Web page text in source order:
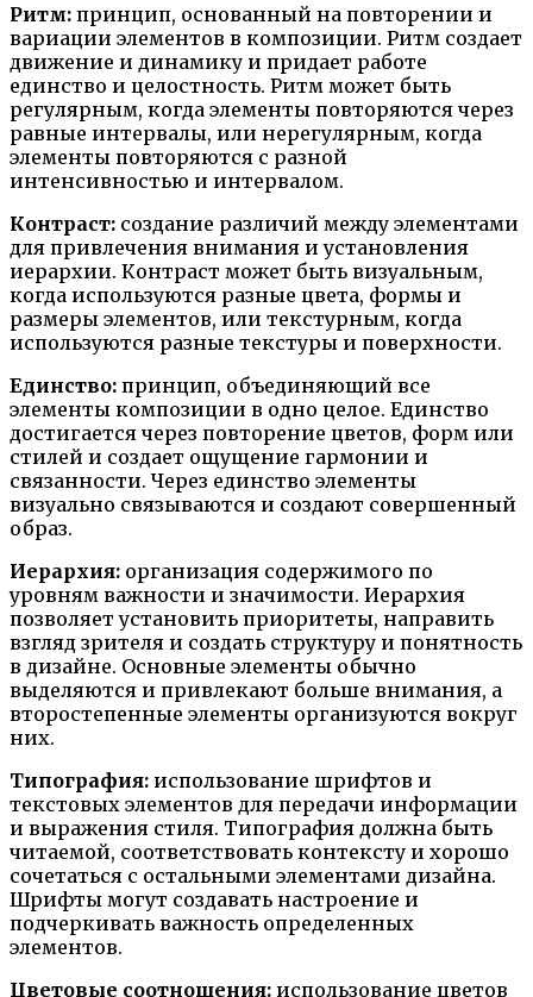
Ритм: принцип, основанный на повторении и
вариации элементов в композиции. Ритм создает
движение и динамику и придает работе
единство и целостность. Ритм может быть
регулярным, когда элементы повторяются через
равные интервалы, или нерегулярным, когда
элементы повторяются с разной
интенсивностью и интервалом.
Контраст: создание различий между элементами
для привлечения внимания и установления
иерархии. Контраст может быть визуальным,
когда используются разные цвета, формы и
размеры элементов, или текстурным, когда
используются разные текстуры и поверхности.
Единство: принцип, объединяющий все
элементы композиции в одно целое. Единство
достигается через повторение цветов, форм или
стилей и создает ощущение гармонии и
связанности. Через единство элементы
визуально связываются и создают совершенный
образ.
Иерархия: организация содержимого по
уровням важности и значимости. Иерархия
позволяет установить приоритеты, направить
взгляд зрителя и создать структуру и понятность
в дизайне. Основные элементы обычно
выделяются и привлекают больше внимания, а
второстепенные элементы организуются вокруг
них.
Типография: использование шрифтов и
текстовых элементов для передачи информации
и выражения стиля. Типография должна быть
читаемой, соответствовать контексту и хорошо
сочетаться с остальными элементами дизайна.
Шрифты могут создавать настроение и
подчеркивать важность определенных
элементов.
Цветовые соотношения: использование цветов